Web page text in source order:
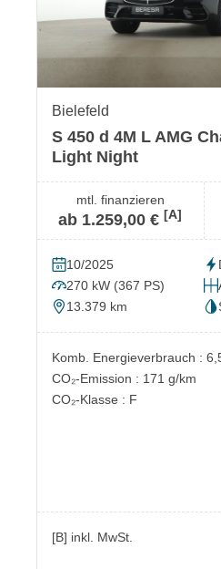
Bielefeld
S 450 d 4M L AMG
Light Night
mtl. finanzieren
ab 1.259,00 €[A]
10/2025
270 kW (367 PS)
13.379 km
Komb.
CO₂-Emission : 171 g/km
CO₂-Klasse : F
[B] inkl. MwSt.